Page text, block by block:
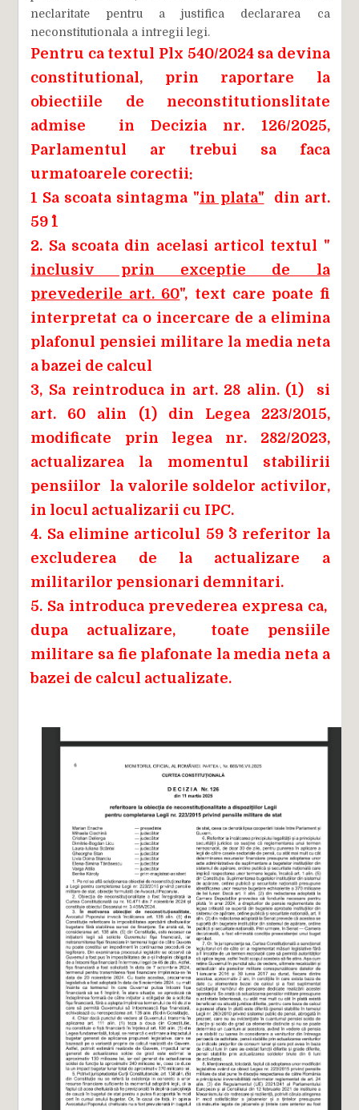
neclaritate pentru a justifica declararea ca
neconstitutionala a intregii legi.
Pentru ca textul Plx 540/2024 sa devina
constitutional, prin raportare la
obiectiile de neconstitutionslitate
admise in Decizia nr. 126/2025,
Parlamentul ar trebui sa faca
urmatoarele corectii:
1 Sa scoata sintagma "in plata" din art.
59 ^1
2. Sa scoata din acelasi articol textul "
inclusiv prin exceptie de la
prevederile art. 60", text care poate fi
interpretat ca o incercare de a elimina
plafonul pensiei militare la media neta
a bazei de calcul
3, Sa reintroduca in art. 28 alin. (1) si
art. 60 alin (1) din Legea 223/2015,
modificate prin legea nr. 282/2023,
actualizarea la momentul stabilirii
pensiilor la valorile soldelor activilor,
in locul actualizarii cu IPC.
4. Sa elimine articolul 59 ^3 referitor la
excluderea de la actualizare a
militarilor pensionari demnitari.
5. Sa introduca prevederea expresa ca,
dupa actualizare, toate pensiile
militare sa fie plafonate la media neta a
bazei de calcul actualizate.